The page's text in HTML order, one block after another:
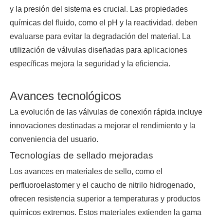
y la presión del sistema es crucial. Las propiedades
químicas del fluido, como el pH y la reactividad, deben
evaluarse para evitar la degradación del material. La
utilización de válvulas diseñadas para aplicaciones
específicas mejora la seguridad y la eficiencia.
Avances tecnológicos
La evolución de las válvulas de conexión rápida incluye
innovaciones destinadas a mejorar el rendimiento y la
conveniencia del usuario.
Tecnologías de sellado mejoradas
Los avances en materiales de sello, como el
perfluoroelastomer y el caucho de nitrilo hidrogenado,
ofrecen resistencia superior a temperaturas y productos
químicos extremos. Estos materiales extienden la gama